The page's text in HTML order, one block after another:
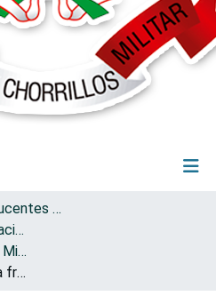
(current)
🎓 Trabajos conducentes a grados y títulos
✅ Trabajos de investigación
📗 Bachiller en Ciencias Militares
El aprendizaje del idioma francés en los cadetes de 3er año de la Escuela Militar de Chorrillos "Coronel Francisco Bolognesi", año 2019